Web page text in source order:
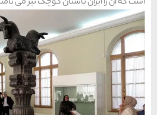
[search_hotel]
محبوب
ترین